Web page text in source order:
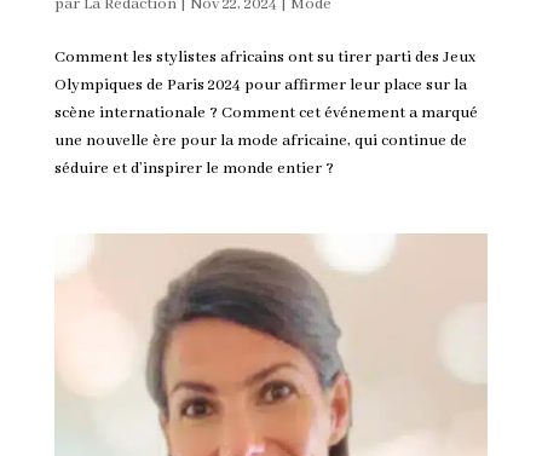
par La Rédaction| Nov 22, 2024 | Mode
Comment les stylistes africains ont su tirer parti des Jeux
Olympiques de Paris 2024 pour affirmer leur place sur la
scène internationale ? Comment cet événement a marqué
une nouvelle ère pour la mode africaine, qui continue de
séduire et d’inspirer le monde entier ?